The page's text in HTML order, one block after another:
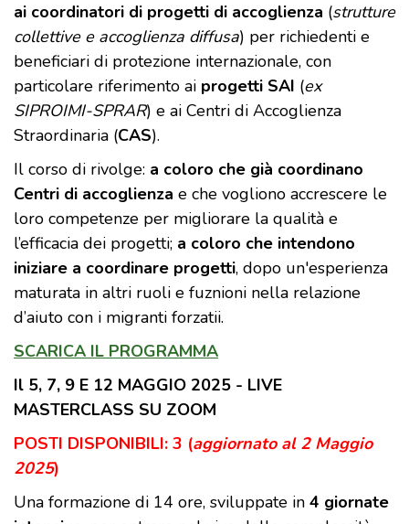
ai coordinatori di progetti di accoglienza (strutture
collettive e accoglienza diffusa) per richiedenti e
beneficiari di protezione internazionale, con
particolare riferimento ai progetti SAI (ex
SIPROIMI-SPRAR) e ai Centri di Accoglienza
Straordinaria (CAS).
Il corso di rivolge: a coloro che già coordinano
Centri di accoglienza e che vogliono accrescere le
loro competenze per migliorare la qualità e
l’efficacia dei progetti; a coloro che intendono
iniziare a coordinare progetti, dopo un'esperienza
maturata in altri ruoli e fuznioni nella relazione
d’aiuto con i migranti forzatii.
SCARICA IL PROGRAMMA
Il 5, 7, 9 E 12 MAGGIO 2025 - LIVE
MASTERCLASS SU ZOOM
POSTI DISPONIBILI: 3 (aggiornato al 2 Maggio
2025)
Una formazione di 14 ore, sviluppate in 4 giornate